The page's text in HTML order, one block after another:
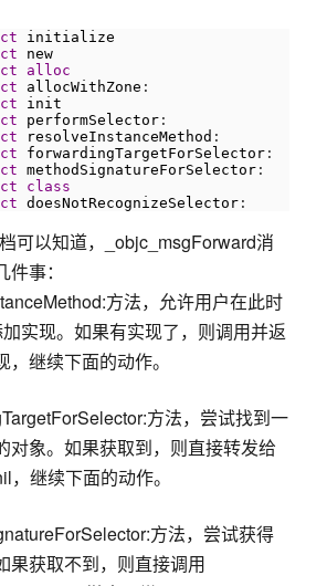
initialize
new
alloc
allocWithZone :
init
performSelector:
resolveInstanceMethod :
forwardingTargetForSelector:
methodSignatureForSelector:
class
doesNotRecognizeSelector:
可以知道，_objc_msgForward消
事：
方法，允许用户在此时
实现。如果有实现了，则调用并返
继续下面的动作。
方法，尝试找到一
对象。如果获取到，则直接转发给
继续下面的动作。
方法，尝试获得
果获取不到，则直接调用